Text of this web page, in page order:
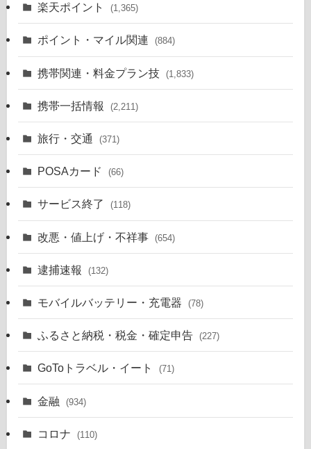
楽天ポイント (1,365)
ポイント・マイル関連 (884)
携帯関連・料金プラン技 (1,833)
携帯一括情報 (2,211)
旅行・交通 (371)
POSAカード (66)
サービス終了 (118)
改悪・値上げ・不祥事 (654)
逮捕速報 (132)
モバイルバッテリー・充電器 (78)
ふるさと納税・税金・確定申告 (227)
GoToトラベル・イート (71)
金融 (934)
コロナ (110)